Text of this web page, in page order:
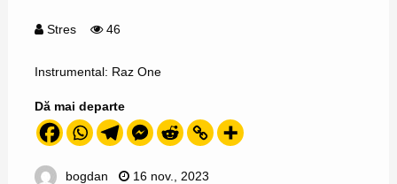
Stres 46
Instrumental: Raz One
Dă mai departe
bogdan 16 nov., 2023